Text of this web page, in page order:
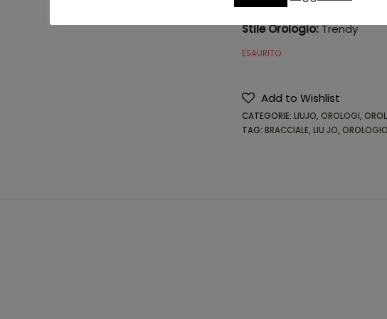
Forma Orologio:
Stile Orologio:Trendy
ESAURITO
Add to Wishlist
CATEGORIE: LIUJO, OROLOGI,
TAG: BRACCIALE, LIU JO, OROLOGIO